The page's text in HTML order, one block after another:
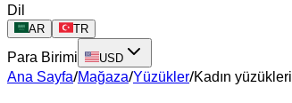
Dil
AR TR
Para Birimi USD
Ana Sayfa/Mağaza/Yüzükler/Kadın yüzükleri